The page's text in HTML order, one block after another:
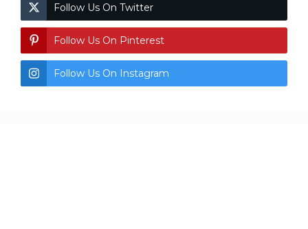
Follow Us On Twitter
Follow Us On Pinterest
Follow Us On Instagram